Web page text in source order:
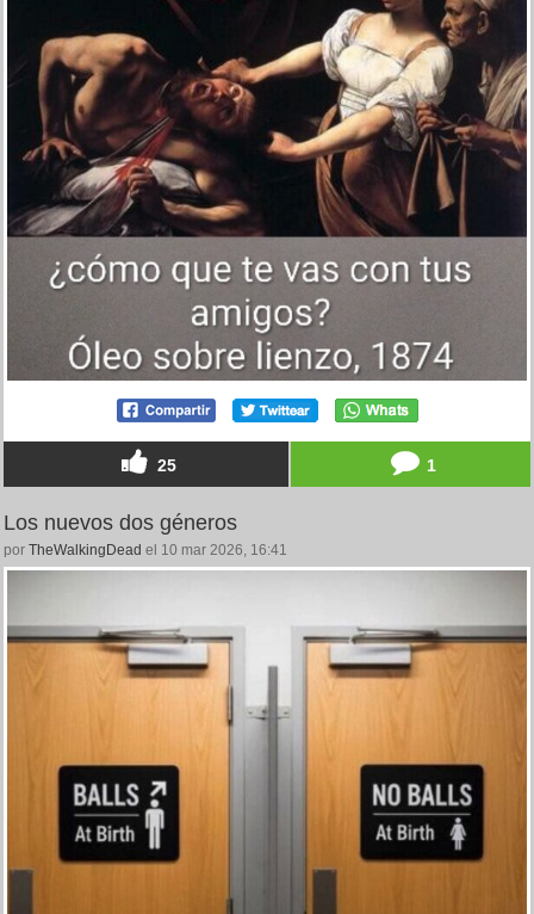
25 1
Los nuevos dos géneros
por TheWalkingDead el 10 mar 2026, 16:41